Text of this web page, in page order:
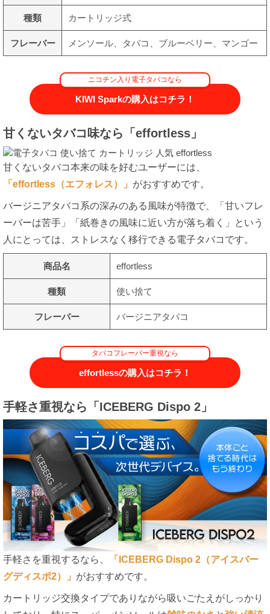
種類 カートリッジ式
フレーバー メンソール、タバコ、ブルーベリー、マンゴー
ニコチン入り電子タバコなら
KIWI Sparkの購入はコチラ！
甘くないタバコ味なら「effortless」
甘くないタバコ本来の味を好むユーザーには、
「effortless（エフォレス）」 がおすすめです。
バージニアタバコ系の深みのある風味が特徴で、「甘いフレ
ーバーは苦手」「紙巻きの風味に近い方が落ち着く」という
人にとっては、ストレスなく移行できる電子タバコです。
商品名 effortless
種類 使い捨て
フレーバー バージニアタバコ
タバコフレーバー重視なら
effortlessの購入はコチラ！
手軽さ重視なら「ICEBERG Dispo 2」
手軽さを重視するなら、
「ICEBERG Dispo 2（アイスバー
グディスポ2）」 がおすすめです。
カートリッジ交換タイプでありながら吸いごたえがしっかり